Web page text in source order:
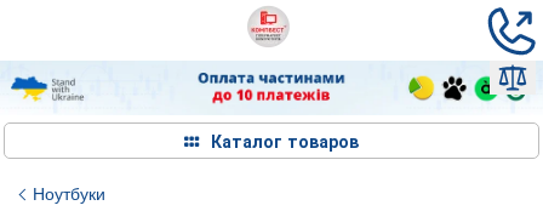
Каталог товаров
Ноутбуки